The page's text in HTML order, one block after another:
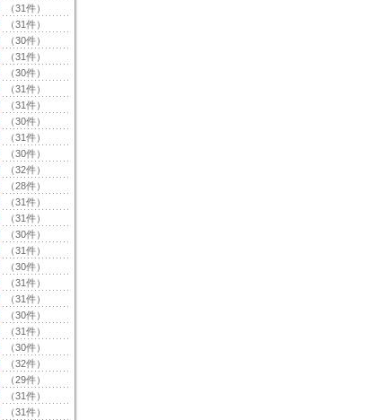
（31件）
（31件）
（30件）
（31件）
（30件）
（31件）
（31件）
（30件）
（31件）
（30件）
（32件）
（28件）
（31件）
（31件）
（30件）
（31件）
（30件）
（31件）
（31件）
（30件）
（31件）
（30件）
（32件）
（29件）
（31件）
（31件）